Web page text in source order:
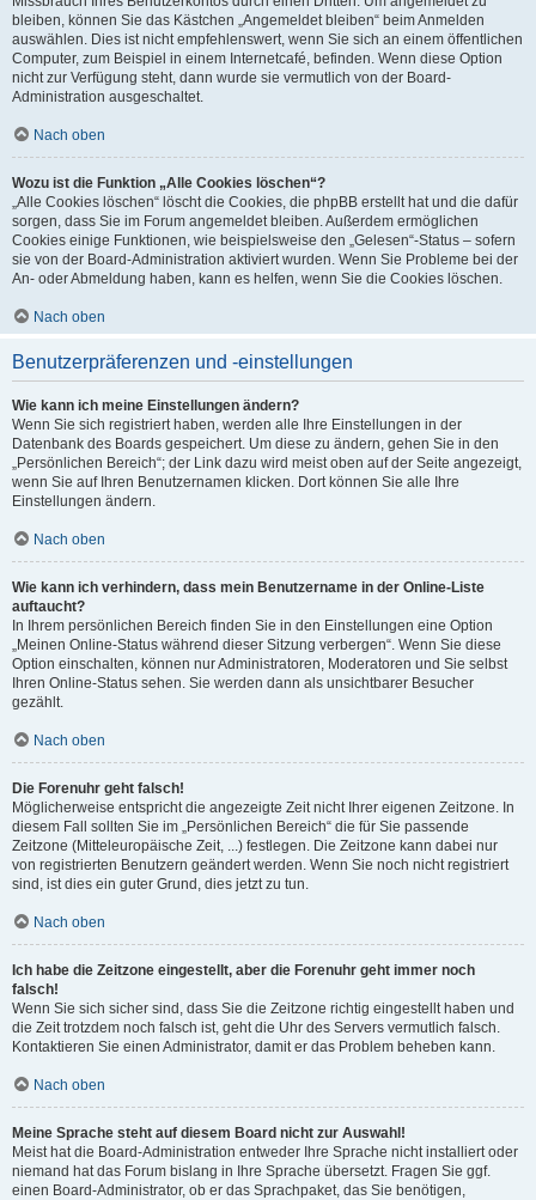
bleiben, können Sie das Kästchen „Angemeldet bleiben“ beim Anmelden
auswählen. Dies ist nicht empfehlenswert, wenn Sie sich an einem öffentlichen
Computer, zum Beispiel in einem Internetcafé, befinden. Wenn diese Option
nicht zur Verfügung steht, dann wurde sie vermutlich von der Board-
Administration ausgeschaltet.
Nach oben
Wozu ist die Funktion „Alle Cookies löschen“?
„Alle Cookies löschen“ löscht die Cookies, die phpBB erstellt hat und die dafür
sorgen, dass Sie im Forum angemeldet bleiben. Außerdem ermöglichen
Cookies einige Funktionen, wie beispielsweise den „Gelesen“-Status – sofern
sie von der Board-Administration aktiviert wurden. Wenn Sie Probleme bei der
An- oder Abmeldung haben, kann es helfen, wenn Sie die Cookies löschen.
Nach oben
Benutzerpräferenzen und -einstellungen
Wie kann ich meine Einstellungen ändern?
Wenn Sie sich registriert haben, werden alle Ihre Einstellungen in der
Datenbank des Boards gespeichert. Um diese zu ändern, gehen Sie in den
„Persönlichen Bereich“; der Link dazu wird meist oben auf der Seite angezeigt,
wenn Sie auf Ihren Benutzernamen klicken. Dort können Sie alle Ihre
Einstellungen ändern.
Nach oben
Wie kann ich verhindern, dass mein Benutzername in der Online-Liste
auftaucht?
In Ihrem persönlichen Bereich finden Sie in den Einstellungen eine Option
„Meinen Online-Status während dieser Sitzung verbergen“. Wenn Sie diese
Option einschalten, können nur Administratoren, Moderatoren und Sie selbst
Ihren Online-Status sehen. Sie werden dann als unsichtbarer Besucher
gezählt.
Nach oben
Die Forenuhr geht falsch!
Möglicherweise entspricht die angezeigte Zeit nicht Ihrer eigenen Zeitzone. In
diesem Fall sollten Sie im „Persönlichen Bereich“ die für Sie passende
Zeitzone (Mitteleuropäische Zeit, ...) festlegen. Die Zeitzone kann dabei nur
von registrierten Benutzern geändert werden. Wenn Sie noch nicht registriert
sind, ist dies ein guter Grund, dies jetzt zu tun.
Nach oben
Ich habe die Zeitzone eingestellt, aber die Forenuhr geht immer noch
falsch!
Wenn Sie sich sicher sind, dass Sie die Zeitzone richtig eingestellt haben und
die Zeit trotzdem noch falsch ist, geht die Uhr des Servers vermutlich falsch.
Kontaktieren Sie einen Administrator, damit er das Problem beheben kann.
Nach oben
Meine Sprache steht auf diesem Board nicht zur Auswahl!
Meist hat die Board-Administration entweder Ihre Sprache nicht installiert oder
niemand hat das Forum bislang in Ihre Sprache übersetzt. Fragen Sie ggf.
einen Board-Administrator, ob er das Sprachpaket, das Sie benötigen,